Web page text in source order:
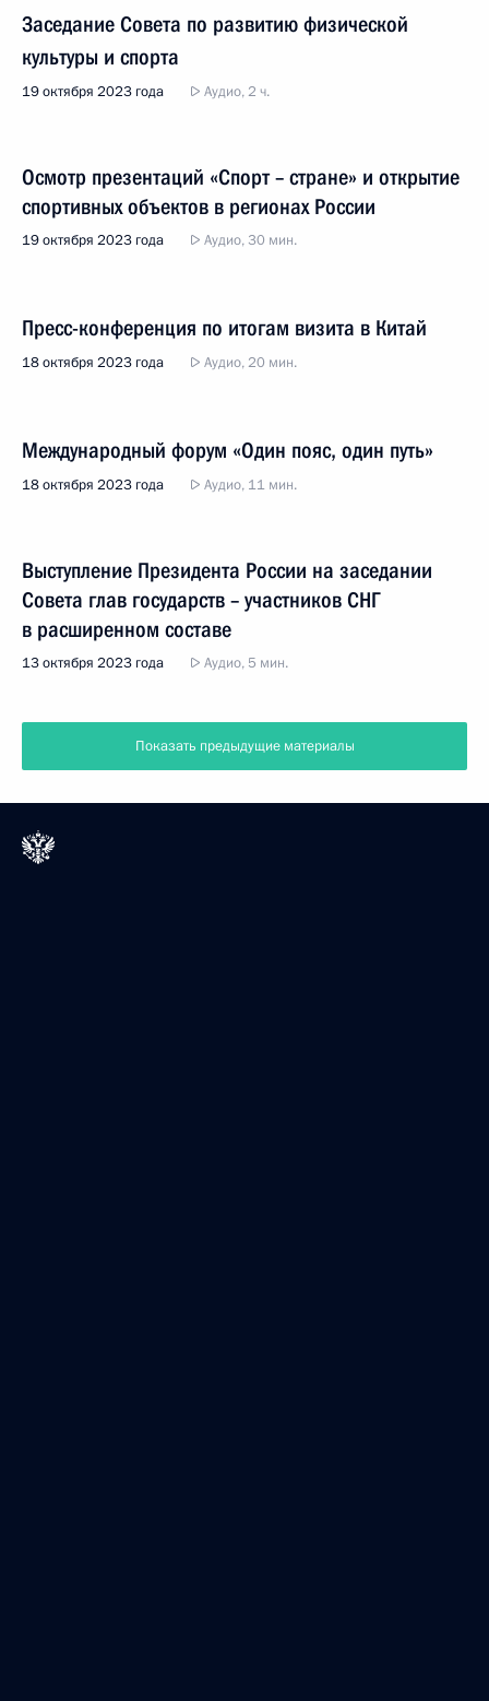
Заседание Совета по развитию физической
культуры и спорта
19 октября 2023 года Аудио, 2 ч.
Осмотр презентаций «Спорт – стране» и открытие
спортивных объектов в регионах России
19 октября 2023 года Аудио, 30 мин.
Пресс-конференция по итогам визита в Китай
18 октября 2023 года Аудио, 20 мин.
Международный форум «Один пояс, один путь»
18 октября 2023 года Аудио, 11 мин.
Выступление Президента России на заседании
Совета глав государств – участников СНГ
в расширенном составе
13 октября 2023 года Аудио, 5 мин.
Показать предыдущие материалы